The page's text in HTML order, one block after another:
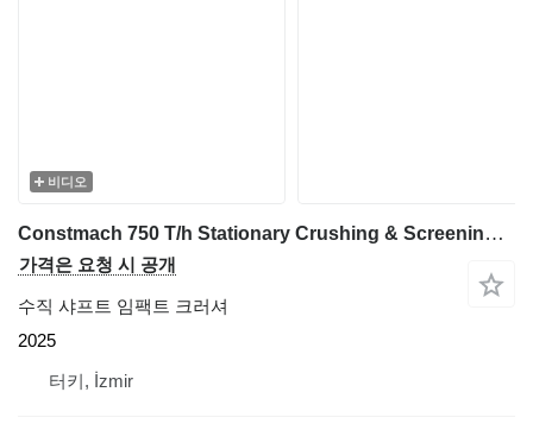
비디오
Constmach 750 T/h Stationary Crushing & Screening Plant
가격은 요청 시 공개
수직 샤프트 임팩트 크러셔
2025
터키, İzmir